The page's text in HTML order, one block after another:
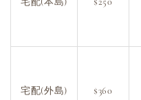
宅配(外島) $360